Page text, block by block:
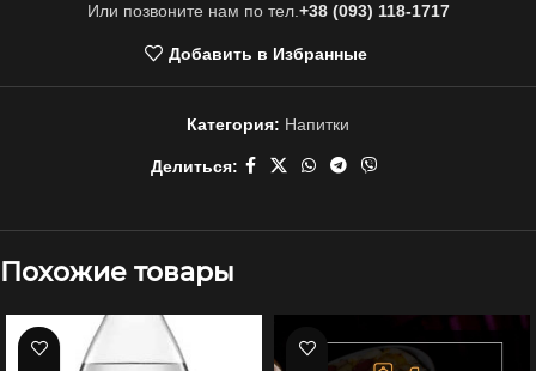
Или позвоните нам по тел. +38 (093) 118-1717
Добавить в Избранные
Категория: Напитки
Делиться:
Похожие товары